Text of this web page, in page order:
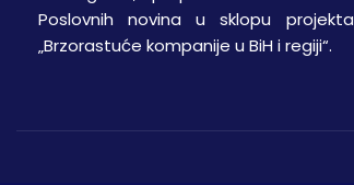
Poslovnih novina u sklopu projekta
„Brzorastuće kompanije u BiH i regiji“.